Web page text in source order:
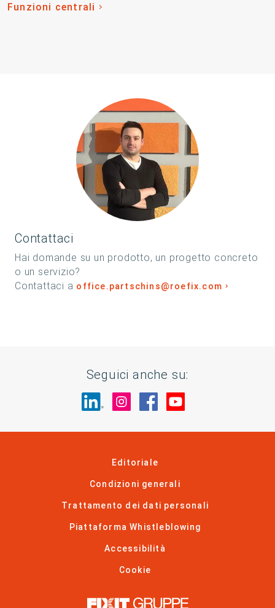
Funzioni centrali
Contattaci
Hai domande su un prodotto, un progetto concreto
o un servizio?
Contattaci a office.partschins@roefix.com
Seguici anche su:
Visita il nostro sito su LinkedIn
Visita il nostro sito su
Visita il nostro sito
Editoriale
Condizioni generali
Trattamento dei dati personali
Piattaforma Whistleblowing
Accessibilità
Cookie